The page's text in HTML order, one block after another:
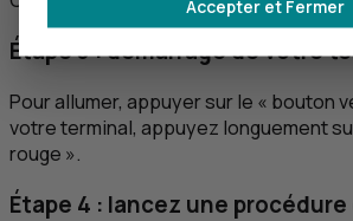
Étape 3 : démarrage de votre
Pour allumer, appuyer sur le « bouton
votre terminal, appuyez longuement
rouge ».
Étape 4 : lancez une procédure
Accepter et Fermer